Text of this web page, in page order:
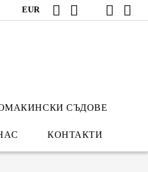
EUR
СЪДОВЕ
КОНТАКТИ